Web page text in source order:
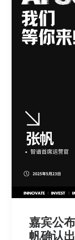
嘉宾公
帆确认